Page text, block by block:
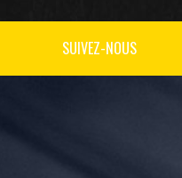
SUIVEZ-NOUS